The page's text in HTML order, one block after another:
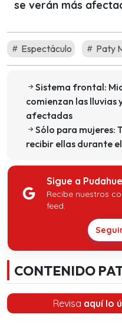
se verán más
Espectáculo Paty
Sistema frontal:
comienzan las lluvias
afectadas
Sólo para mujeres:
recibir ellas durante
Sigue a
Recibe nuestros
feed.
CONTENIDO
Revisa aquí lo